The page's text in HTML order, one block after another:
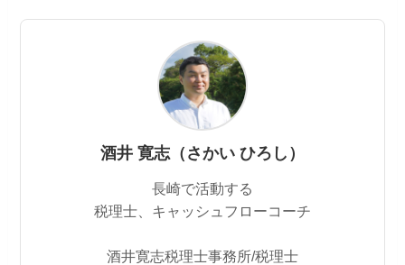
酒井 寛志（さかい ひろし）
長崎で活動する
税理士、キャッシュフローコーチ
酒井寛志税理士事務所/税理士